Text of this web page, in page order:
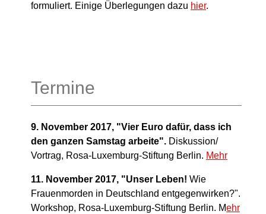
formuliert. Einige Überlegungen dazu hier.
Termine
9. November 2017, "Vier Euro dafür, dass ich
den ganzen Samstag arbeite". Diskussion/
Vortrag, Rosa-Luxemburg-Stiftung Berlin. Mehr
11. November 2017, "Unser Leben! Wie
Frauenmorden in Deutschland entgegenwirken?".
Workshop, Rosa-Luxemburg-Stiftung Berlin. Mehr